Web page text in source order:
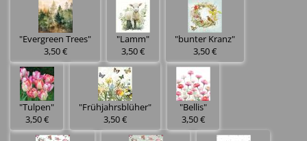
"Evergreen Trees"
3,50 €
"Lamm"
3,50 €
"bunter Kranz"
3,50 €
"Tulpen"
3,50 €
"Frühjahrsblüher"
3,50 €
"Bellis"
3,50 €